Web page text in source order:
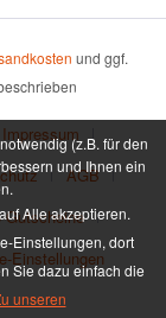
und ggf.
Impressum
AGB
Gutscheine
Einstellungen
(z.B. für den
und Ihnen ein
Alle akzeptieren.
Einstellungen, dort
Sie dazu einfach die
unseren